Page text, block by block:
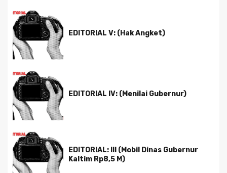
EDITORIAL V: (Hak Angket)
EDITORIAL IV: (Menilai Gubernur)
EDITORIAL: III (Mobil Dinas Gubernur
Kaltim Rp8,5 M)